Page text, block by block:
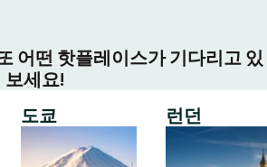
어떤 핫플레이스가 기다리고 있
보세요!
도쿄 런던